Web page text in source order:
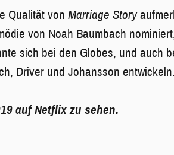
Qualität vonMarriage Story
von Noah Baumbach
sich bei den Globes, und auch
Driver und Johansson entwickeln.
auf Netflix zu sehen.